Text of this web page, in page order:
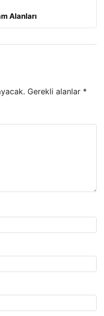
Alanları
Gerekli alanlar *